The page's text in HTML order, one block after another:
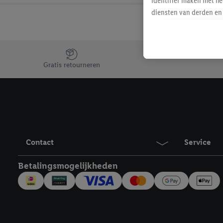
Jouw voordelen bij ons als Lidl webshop klant
Gratis retourneren
Contact Service
Betalingsmogelijkheden
diensten van derden
Als je hiervoor
eerder interesse hebt
maar het niet te
mailadres en met
Onder "Aanpassen"
Door te klikken op
technieken worden
inclusief over de
trekken, vind je in onze
over de cookies die